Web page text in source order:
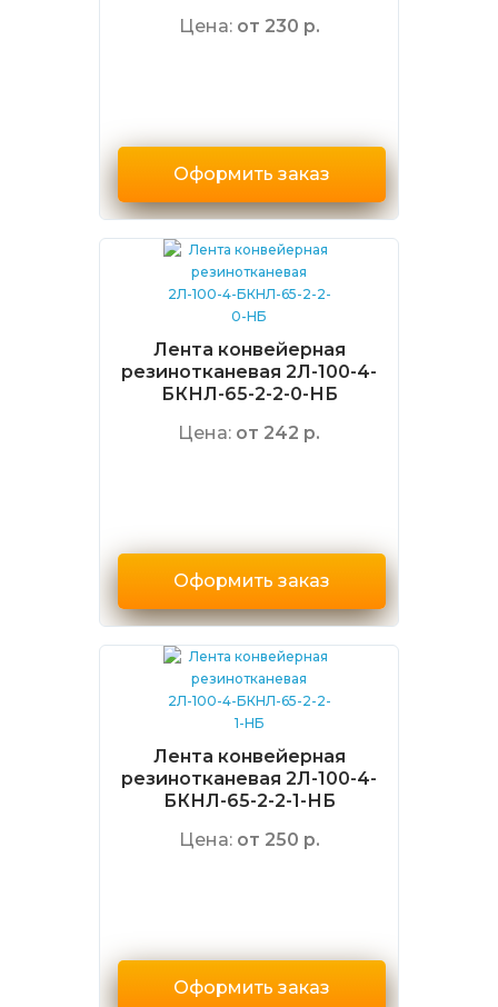
Цена: от 230 р.
Оформить заказ
Лента конвейерная
резинотканевая 2Л-100-4-
БКНЛ-65-2-2-0-НБ
Цена: от 242 р.
Оформить заказ
Лента конвейерная
резинотканевая 2Л-100-4-
БКНЛ-65-2-2-1-НБ
Цена: от 250 р.
Оформить заказ